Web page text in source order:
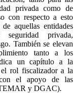
privada como de
con respecto a esto
aquellas entidades
privada,
También se elevan
tanto a los
un capítulo a la
rol fiscalizador a la
el apoyo de las
y DGAC).